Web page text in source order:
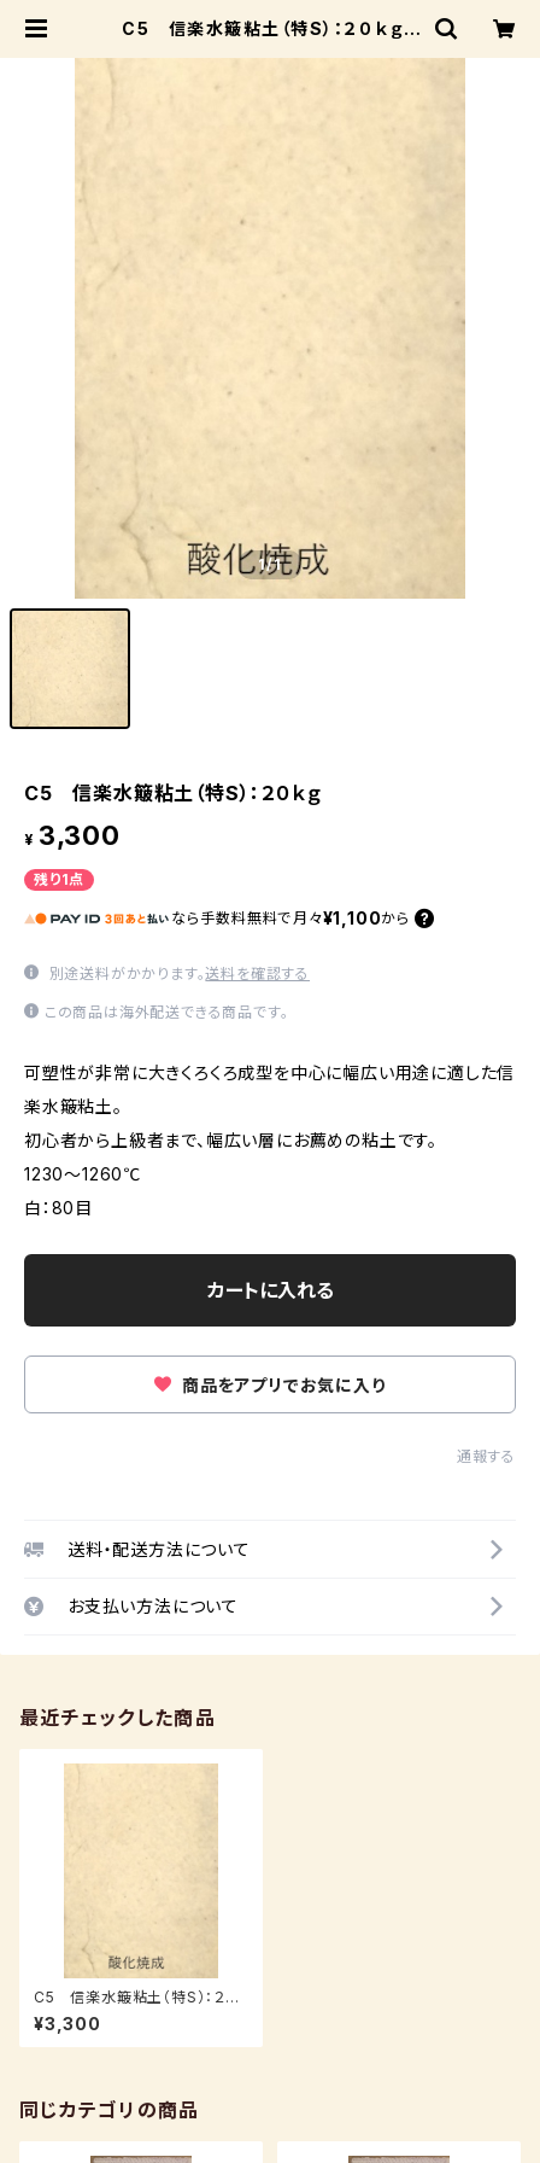
C5 信楽水簸粘土（特S）：２０ｋｇ |
1/1
C5 信楽水簸粘土（特S）：２０ｋｇ
¥ 3,300
残り1点
なら 手数料無料で 月々¥1,100から
別途送料がかかります。送料を確認する
この商品は海外配送できる商品です。
可塑性が非常に大きくろくろ成型を中心に幅広い用途に適した信
楽水簸粘土。
初心者から上級者まで、幅広い層にお薦めの粘土です。
1230～1260℃
白：80目
カートに入れる
商品をアプリでお気に入り
通報する
送料・配送方法について
お支払い方法について
最近チェックした商品
C5 信楽水簸粘土（特S）：２０
ｋｇ
¥3,300
同じカテゴリの商品